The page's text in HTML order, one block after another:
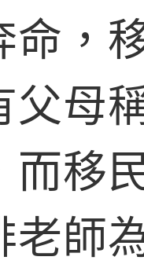
命，
父母
而移
老師